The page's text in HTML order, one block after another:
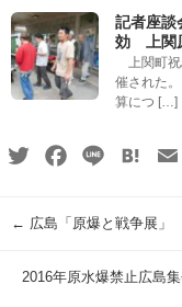
記者座
効 上関
上関町祝
催された
算につ […]
TwitterFacebook
Line
← 広島「原爆と戦争展
2016年原水爆禁止広島